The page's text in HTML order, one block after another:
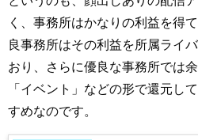
く、事務所はかなりの利益を得
良事務所はその利益を所属ライ
おり、さらに優良な事務所では
「イベント」などの形で還元し
すめなのです。